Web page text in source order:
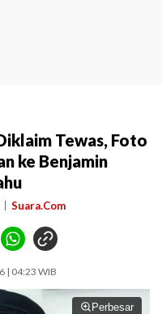
Tewas, Foto
ke Benjamin
Suara.Com
| 04:23 WIB
Perbesar